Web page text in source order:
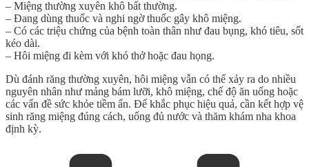
– Miệng thường xuyên khô bất thường.
– Đang dùng thuốc và nghi ngờ thuốc gây khô miệng.
– Có các triệu chứng của bệnh toàn thân như đau bụng, khó tiêu, sốt
kéo dài.
– Hôi miệng đi kèm với khó thở hoặc đau họng.
Dù đánh răng thường xuyên, hôi miệng vẫn có thể xảy ra do nhiều
nguyên nhân như mảng bám lưỡi, khô miệng, chế độ ăn uống hoặc
các vấn đề sức khỏe tiềm ẩn. Để khắc phục hiệu quả, cần kết hợp vệ
sinh răng miệng đúng cách, uống đủ nước và thăm khám nha khoa
định kỳ.